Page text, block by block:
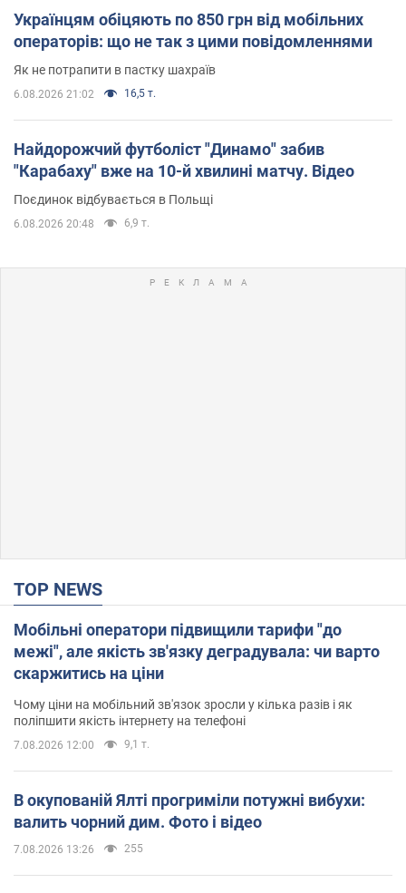
Українцям обіцяють по 850 грн від мобільних
операторів: що не так з цими повідомленнями
Як не потрапити в пастку шахраїв
6.08.2026 21:02 16,5 т.
Найдорожчий футболіст "Динамо" забив
"Карабаху" вже на 10-й хвилині матчу. Відео
Поєдинок відбувається в Польщі
6.08.2026 20:48 6,9 т.
TOP NEWS
Мобільні оператори підвищили тарифи "до
межі", але якість зв'язку деградувала: чи варто
скаржитись на ціни
Чому ціни на мобільний зв'язок зросли у кілька разів і як
поліпшити якість інтернету на телефоні
7.08.2026 12:00 9,1 т.
В окупованій Ялті прогриміли потужні вибухи:
валить чорний дим. Фото і відео
7.08.2026 13:26 255